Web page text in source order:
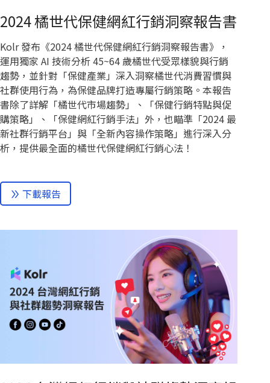
2024 橘世代保健網紅行銷洞察報告書
Kolr 發布《2024 橘世代保健網紅行銷洞察報告書》，
運用獨家 AI 技術分析 45~64 歲橘世代受眾樣貌與行銷
趨勢，並針對「保健產業」深入洞察橘世代消費習慣與
社群使用行為，為保健品牌打造專屬行銷策略。本報告
書除了詳解「橘世代市場趨勢」、「保健行銷特點與促
購策略」、「保健網紅行銷手法」外，也瞄準「2024 最
新社群行銷平台」與「全新內容操作策略」進行深入分
析，提供最全面的橘世代保健網紅行銷心法！
下載報告